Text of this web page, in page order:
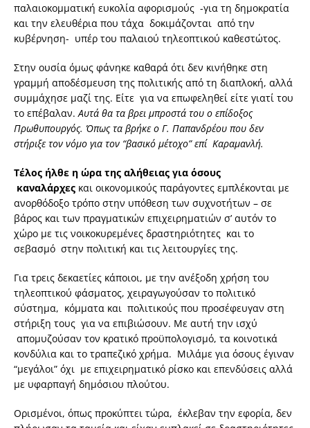
παλαιοκομματική ευκολία αφορισμούς -για τη δημοκρατία
και την ελευθέρια που τάχα δοκιμάζονται από την
κυβέρνηση- υπέρ του παλαιού τηλεοπτικού καθεστώτος.
Στην ουσία όμως φάνηκε καθαρά ότι δεν κινήθηκε στη
γραμμή αποδέσμευση της πολιτικής από τη διαπλοκή, αλλά
συμμάχησε μαζί της. Είτε για να επωφεληθεί είτε γιατί του
το επέβαλαν.Αυτά θα τα βρει μπροστά του ο επίδοξος
Πρωθυπουργός. Όπως τα βρήκε ο Γ. Παπανδρέου που δεν
στήριξε τον νόμο για τον “βασικό μέτοχο” επί Καραμανλή.
Τέλος ήλθε η ώρα της αλήθειας για όσους
καναλάρχες και οικονομικούς παράγοντες εμπλέκονται με
ανορθόδοξο τρόπο στην υπόθεση των συχνοτήτων – σε
βάρος και των πραγματικών επιχειρηματιών σ’ αυτόν το
χώρο με τις νοικοκυρεμένες δραστηριότητες και το
σεβασμό στην πολιτική και τις λειτουργίες της.
Για τρεις δεκαετίες κάποιοι, με την ανέξοδη χρήση του
τηλεοπτικού φάσματος, χειραγωγούσαν το πολιτικό
σύστημα, κόμματα και πολιτικούς που προσέφευγαν στη
στήριξη τους για να επιβιώσουν. Με αυτή την ισχύ
απομυζούσαν τον κρατικό προϋπολογισμό, τα κοινοτικά
κονδύλια και το τραπεζικό χρήμα. Μιλάμε για όσους έγιναν
“μεγάλοι” όχι με επιχειρηματικό ρίσκο και επενδύσεις αλλά
με υφαρπαγή δημόσιου πλούτου.
Ορισμένοι, όπως προκύπτει τώρα, έκλεβαν την εφορία, δεν